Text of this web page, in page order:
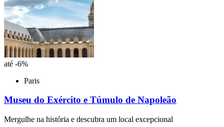
até -6%
Paris
Museu do Exército e Túmulo de Napoleão
Mergulhe na história e descubra um local excepcional